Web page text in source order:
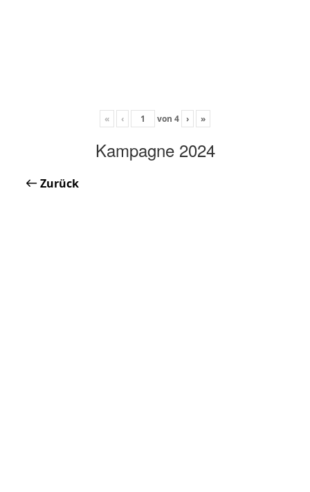
« ‹ von 4 › »
Kampagne 2024
Zurück